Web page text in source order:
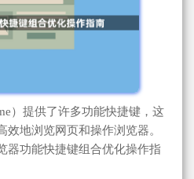
）提供了许多功能快捷键，这
地浏览网页和操作浏览器。
器功能快捷键组合优化操作指